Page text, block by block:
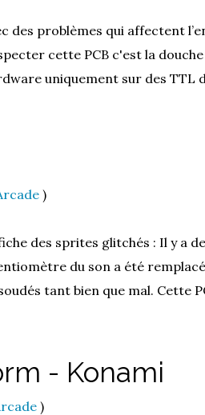
des problèmes qui affectent
cette PCB c'est la
uniquement sur des TTL
)
des sprites glitchés : Il y a
du son a été
tant bien que mal. Cette
- Konami
)